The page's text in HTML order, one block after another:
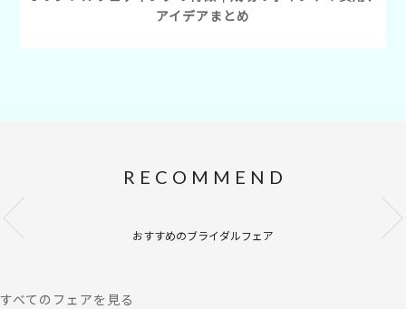
アイデアまとめ
RECOMMEND
おすすめのブライダルフェア
すべてのフェアを見る